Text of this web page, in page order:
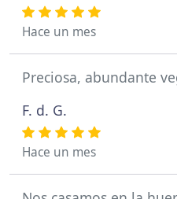
Hace un mes
Preciosa, abundante
F. d. G.
Hace un mes